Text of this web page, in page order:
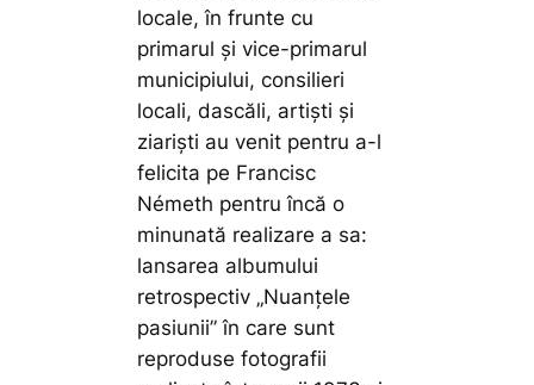
locale, în frunte cu
primarul și vice-primarul
municipiului, consilieri
locali, dascăli, artiști și
ziariști au venit pentru a-l
felicita pe Francisc
Németh pentru încă o
minunată realizare a sa:
lansarea albumului
retrospectiv „Nuanțele
pasiunii” în care sunt
reproduse fotografii